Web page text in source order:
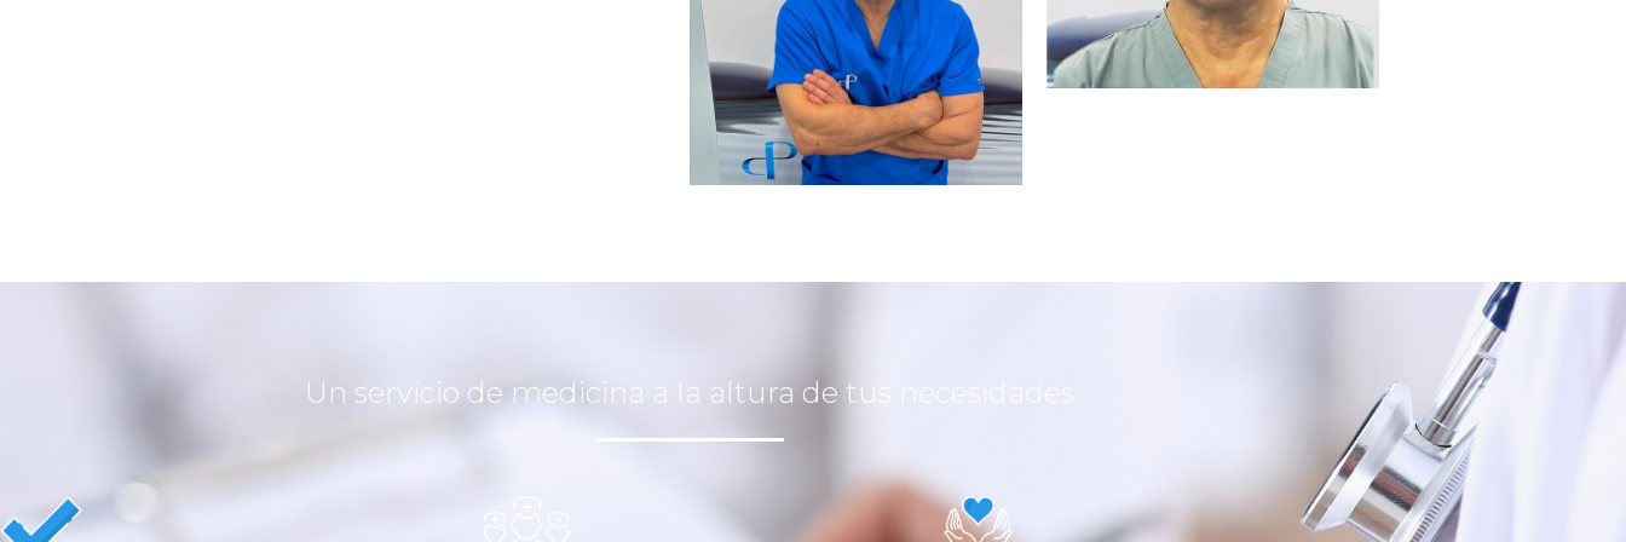
Un servicio de medicina a la altura de tus necesidades